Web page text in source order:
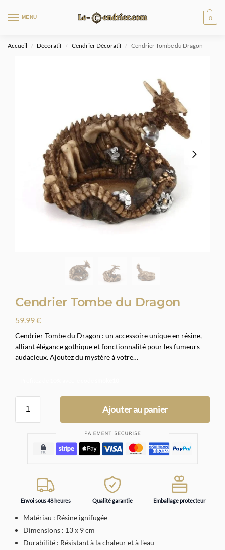
MENU 0
Accueil / Décoratif / Cendrier Décoratif / Cendrier Tombe du Dragon
Cendrier Tombe du Dragon
59.99€
Cendrier Tombe du Dragon : un accessoire unique en résine,
alliant élégance gothique et fonctionnalité pour les fumeurs
audacieux. Ajoutez du mystère à votre…
Ajouter au panier
Envoi sous 48 heures Qualité garantie Emballage protecteur
Matériau : Résine ignifugée
Dimensions : 13 x 9 cm
Durabilité : Résistant à la chaleur et à l'eau